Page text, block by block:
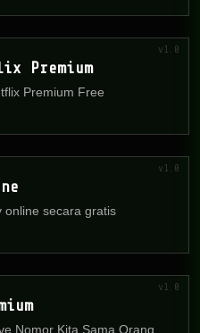
Premium
Premium Free
v1.0
online secara gratis
v1.0
Nomor Kita Sama Orang
v1.0